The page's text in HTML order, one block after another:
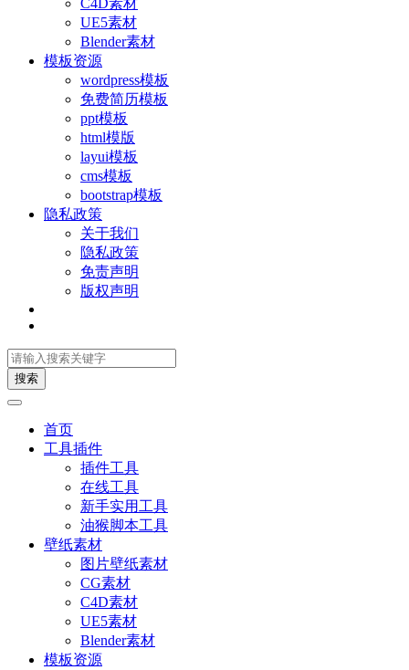
C4D素材
UE5素材
Blender素材
模板资源
wordpress模板
免费简历模板
ppt模板
html模版
layui模板
cms模板
bootstrap模板
隐私政策
关于我们
隐私政策
免责声明
版权声明
搜索
首页
工具插件
插件工具
在线工具
新手实用工具
油猴脚本工具
壁纸素材
图片壁纸素材
CG素材
C4D素材
UE5素材
Blender素材
模板资源